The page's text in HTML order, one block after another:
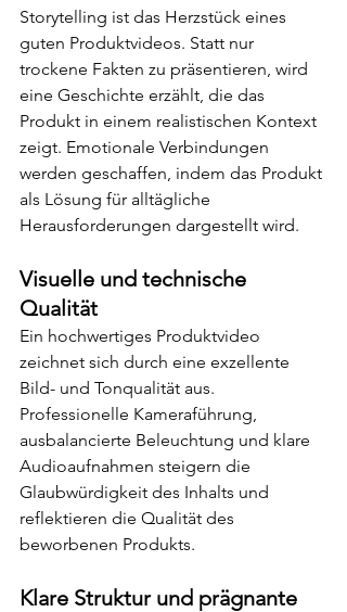
Storytelling ist das Herzstück eines
guten Produktvideos. Statt nur
trockene Fakten zu präsentieren, wird
eine Geschichte erzählt, die das
Produkt in einem realistischen Kontext
zeigt. Emotionale Verbindungen
werden geschaffen, indem das Produkt
als Lösung für alltägliche
Herausforderungen dargestellt wird.
Visuelle und technische
Qualität
Ein hochwertiges Produktvideo
zeichnet sich durch eine exzellente
Bild- und Tonqualität aus.
Professionelle Kameraführung,
ausbalancierte Beleuchtung und klare
Audioaufnahmen steigern die
Glaubwürdigkeit des Inhalts und
reflektieren die Qualität des
beworbenen Produkts.
Klare Struktur und prägnante